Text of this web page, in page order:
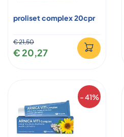
proliset complex 20cpr
€ 21,50
€ 20,27
- 41%